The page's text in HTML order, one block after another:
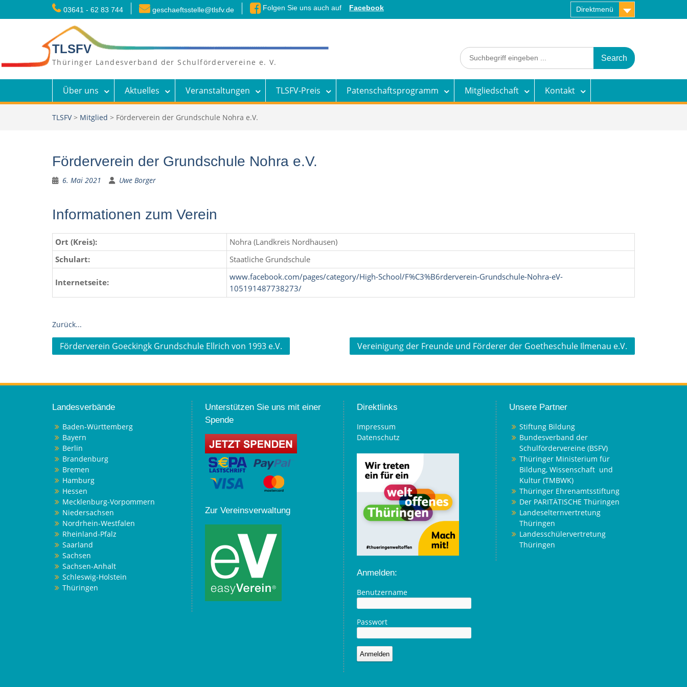
03641 - 62 83 744 geschaeftsstelle@tlsfv.de Folgen Sie uns auch auf Facebook Direktmenü
TLSFV
Thüringer Landesverband der Schulfördervereine e. V.
Search
for:
Über uns Aktuelles Veranstaltungen TLSFV-Preis Patenschaftsprogramm Mitgliedschaft Kontakt
TLSFV> Mitglied > Förderverein der Grundschule Nohra e.V.
Förderverein der Grundschule Nohra e.V.
6. Mai 2021 Uwe Borger
Informationen zum Verein
Ort (Kreis):
Nohra (Landkreis Nordhausen)
Schulart:
Staatliche Grundschule
Internetseite:
www.facebook.com/pages/category/High-School/F%C3%B6rderverein-Grundschule-Nohra-eV-
105191487738273/
Zurück...
Beitragsnavigation
Förderverein Goeckingk Grundschule Ellrich von 1993 e.V. Vereinigung der Freunde und Förderer der Goetheschule Ilmenau e.V.
Landesverbände
Baden-Württemberg
Bayern
Berlin
Brandenburg
Bremen
Hamburg
Hessen
Mecklenburg-Vorpommern
Niedersachsen
Nordrhein-Westfalen
Rheinland-Pfalz
Saarland
Sachsen
Sachsen-Anhalt
Schleswig-Holstein
Thüringen
Unterstützen Sie uns mit einer
Spende
Zur Vereinsverwaltung
Direktlinks
Impressum
Datenschutz
Anmelden:
Benutzername
Passwort
Unsere Partner
Stiftung Bildung
Bundesverband der
Schulfördervereine (BSFV)
Thüringer Ministerium für
Bildung, Wissenschaft und
Kultur (TMBWK)
Thüringer Ehrenamtsstiftung
Der PARITÄTISCHE Thüringen
Landeselternvertretung
Thüringen
Landesschülervertretung
Thüringen